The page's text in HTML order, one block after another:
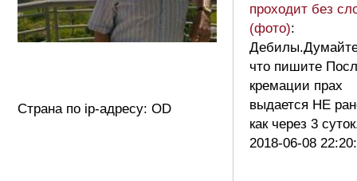
Страна по ip-адресу: OD
проходит без
(фото):
что пишите
кремации прах
выдается НЕ
как через 3
2018-06-08